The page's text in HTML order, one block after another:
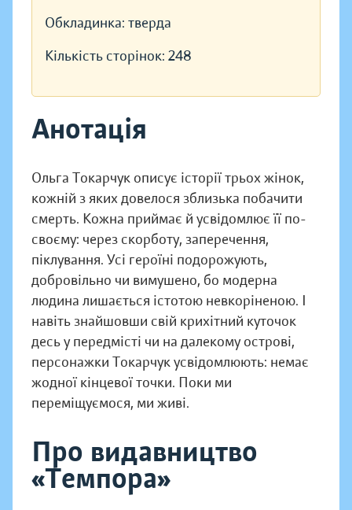
Обкладинка: тверда
Кількість сторінок: 248
Анотація
Ольга Токарчук описує історії трьох жінок,
кожній з яких довелося зблизька побачити
смерть. Кожна приймає й усвідомлює її по-
своєму: через скорботу, заперечення,
піклування. Усі героїні подорожують,
добровільно чи вимушено, бо модерна
людина лишається істотою невкоріненою. І
навіть знайшовши свій крихітний куточок
десь у передмісті чи на далекому острові,
персонажки Токарчук усвідомлюють: немає
жодної кінцевої точки. Поки ми
переміщуємося, ми живі.
Про видавництво
«Темпора»